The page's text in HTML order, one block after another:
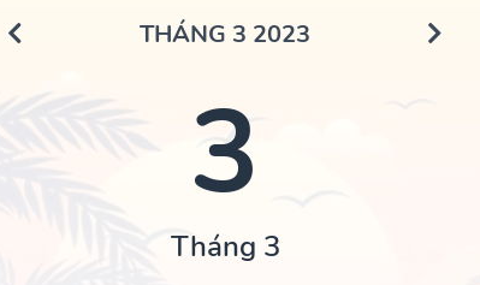
THÁNG 3 2023
3
Tháng 3